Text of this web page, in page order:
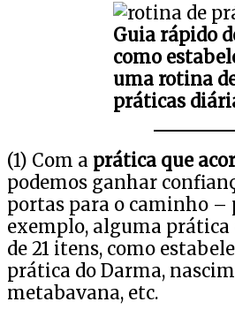
Guia rápido
como
uma rotina
práticas
(1) Com a prática que
podemos ganhar
portas para o caminho –
exemplo, alguma
de 21 itens, como
prática do Darma,
metabavana, etc.